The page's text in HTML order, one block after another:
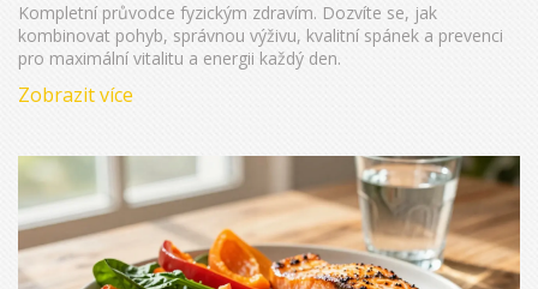
Kompletní průvodce fyzickým zdravím. Dozvíte se, jak
kombinovat pohyb, správnou výživu, kvalitní spánek a prevenci
pro maximální vitalitu a energii každý den.
Zobrazit více